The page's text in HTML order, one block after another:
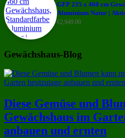
GFP 235 x 460 cm
Aluminium Natur |
€2,949.00
Gewächshaus-Blog
Diese Gemüse und
Gewächshaus im
anbauen und ernten